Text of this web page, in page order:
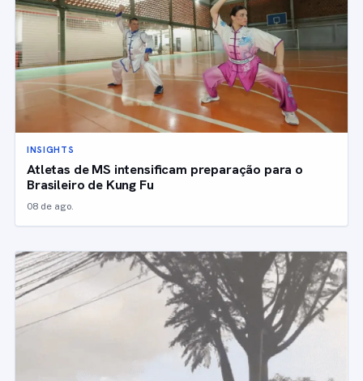
INSIGHTS
Atletas de MS intensificam preparação para o
Brasileiro de Kung Fu
08 de ago.